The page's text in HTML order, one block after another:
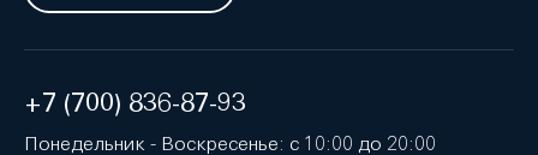
+7 (700) 836-87-93
Понедельник - Воскресенье: с 10:00 до 20:00